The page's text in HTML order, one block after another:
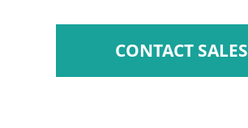
CONTACT SALES